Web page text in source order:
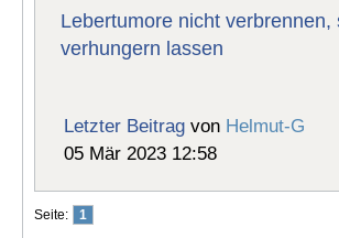
Lebertumore nicht verbrennen,
verhungern lassen
Letzter Beitrag von Helmut-G
05 Mär 2023 12:58
Seite: 1